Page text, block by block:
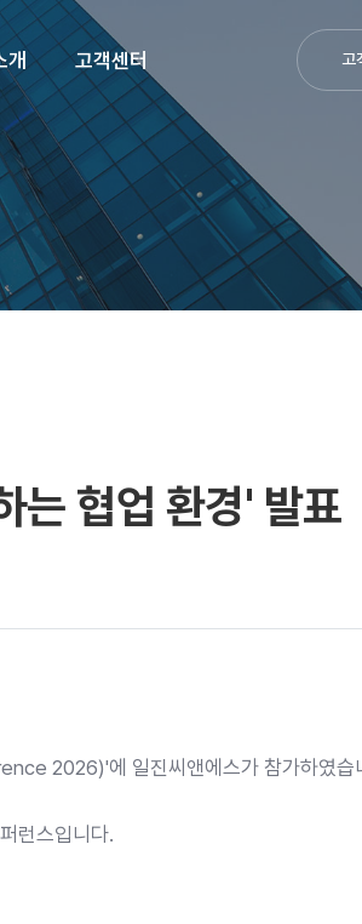
개 고객센터 고
협업 환경' 발표
2026)'에 일진씨앤에스가 참가하였습
런스입니다.